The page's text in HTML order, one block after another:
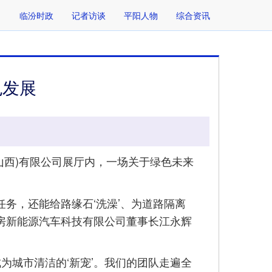
临汾时政 记者访谈 平阳人物 综合资讯
展
)有限公司展厅内，一场关于绿色未来
，还能给路缘石‘洗澡’、为道路隔离
新能源汽车科技有限公司董事长江永辉
市清洁的‘新宠’。我们的团队走遍全